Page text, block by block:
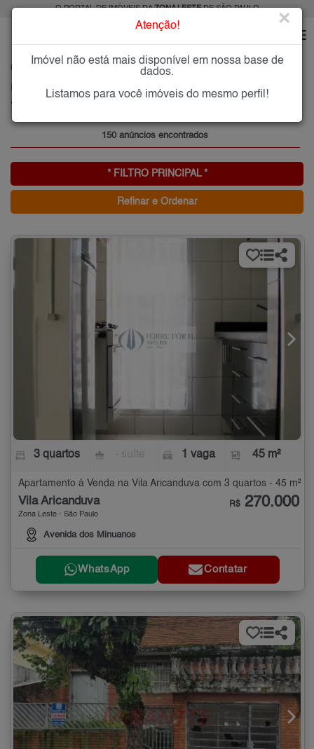
O PORTAL DE IMÓVEIS DAZONA LESTEDE SÃO PAULO
VILA ARICANDUVA
Imóveis à Venda na Vila Aricanduva, Zona Leste de São Paulo
Vila Aricanduva, Zona Leste
150 anúncios encontrados
* FILTRO PRINCIPAL *
Refinar e Ordenar
3 quartos 1 vaga 45 m²
Apartamento à Venda na Vila Aricanduva com 3 quartos - 45 m²
Vila Aricanduva
Zona Leste - São Paulo
Avenida dos Minuanos
R$ 270.000
WhatsApp Contatar
Atenção! ×
Imóvel não está mais disponível em nossa base de
dados.
Listamos para você imóveis do mesmo perfil!